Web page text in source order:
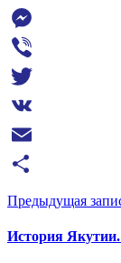
Telegram
Messenger
Viber
Twitter
VK
Email
Отправить
Предыдущая
История